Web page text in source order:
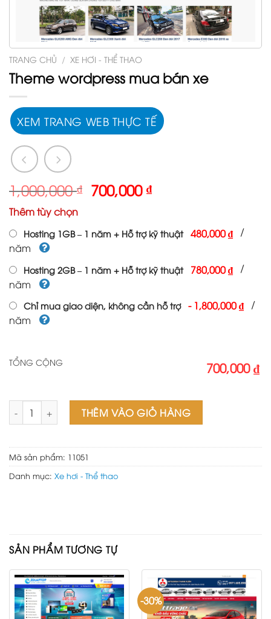
TRANG CHỦ / XE HƠI - THỂ THAO
Theme wordpress mua bán xe
XEM TRANG WEB THỰC TẾ
1,000,000₫ Giá
gốc
1,000,000 ₫.
700,000₫Giá
là:
Thêm tùy chọn
Hosting 1GB – 1 năm + Hỗ trợ kỹ thuật 480,000 ₫ /
năm
Hosting 2GB – 1 năm + Hỗ trợ kỹ thuật 780,000 ₫ /
năm
Chỉ mua giao diện, không cần hỗ trợ -1,800,000 ₫ /
năm
TỔNG CỘNG 700,000 ₫
Theme wordpress mua bán xe số lượng
THÊM VÀO GIỎ HÀNG
Mã sản phẩm: 11051
Danh mục: Xe hơi - Thể thao
SẢN PHẨM TƯƠNG TỰ
-30%